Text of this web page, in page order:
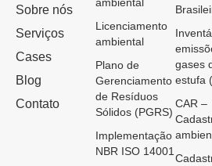
Sobre nós
Serviços
Cases
Blog
Contato
ambiental
Licenciamento
ambiental
Plano de
Gerenciamento
de Resíduos
Sólidos (PGRS)
Implementação
NBR ISO 14001
gases
estufa
CAR –